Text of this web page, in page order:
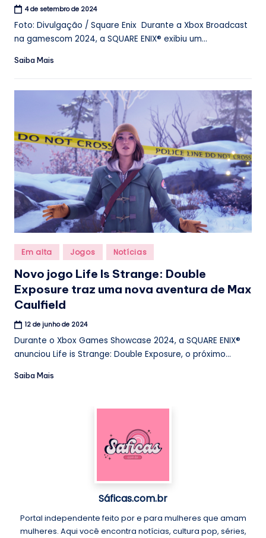
4 de setembro de 2024
Foto: Divulgação / Square Enix Durante a Xbox Broadcast
na gamescom 2024, a SQUARE ENIX® exibiu um...
Saiba Mais
Posted
in
Em alta Jogos Notícias
Novo jogo Life Is Strange: Double
Exposure traz uma nova aventura de Max
Caulfield
12 de junho de 2024
Durante o Xbox Games Showcase 2024, a SQUARE ENIX®
anunciou Life is Strange: Double Exposure, o próximo...
Saiba Mais
Sáficas.com.br
Portal independente feito por e para mulheres que amam
mulheres. Aqui você encontra notícias, cultura pop, séries,